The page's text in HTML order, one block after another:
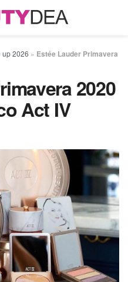
2026 » Estée Lauder Primavera
2020
Act IV